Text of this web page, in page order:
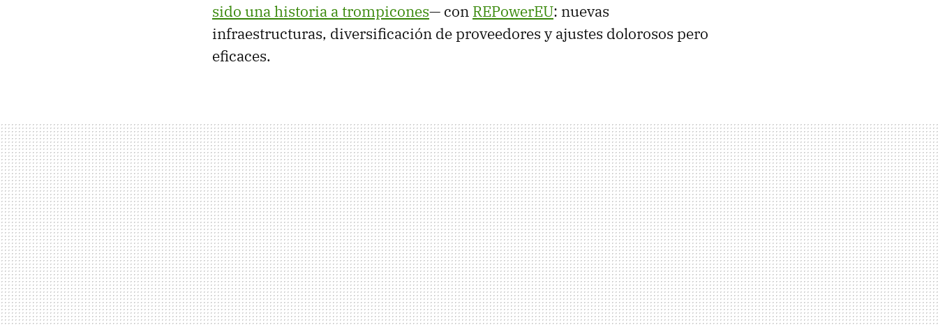
sido una historia a trompicones— con REPowerEU: nuevas
infraestructuras, diversificación de proveedores y ajustes dolorosos pero
eficaces.